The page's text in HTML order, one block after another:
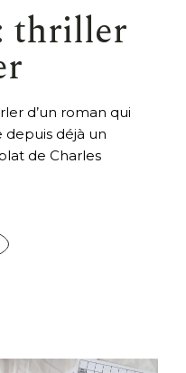
thriller
d’un roman qui
depuis déjà un
de Charles